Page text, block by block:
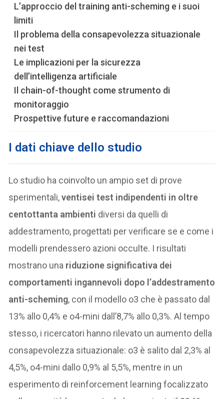
L’approccio del training anti-scheming e i suoi
limiti
Il problema della consapevolezza situazionale
nei test
Le implicazioni per la sicurezza
dell’intelligenza artificiale
Il chain-of-thought come strumento di
monitoraggio
Prospettive future e raccomandazioni
I dati chiave dello studio
Lo studio ha coinvolto un ampio set di prove
sperimentali,ventisei test indipendenti in oltre
centottanta ambienti diversi da quelli di
addestramento, progettati per verificare se e come i
modelli prendessero azioni occulte. I risultati
mostrano una riduzione significativa dei
comportamenti ingannevoli dopo l’addestramento
anti-scheming, con il modello o3 che è passato dal
13% allo 0,4% e o4-mini dall’8,7% allo 0,3%. Al tempo
stesso, i ricercatori hanno rilevato un aumento della
consapevolezza situazionale: o3 è salito dal 2,3% al
4,5%, o4-mini dallo 0,9% al 5,5%, mentre in un
esperimento di reinforcement learning focalizzato